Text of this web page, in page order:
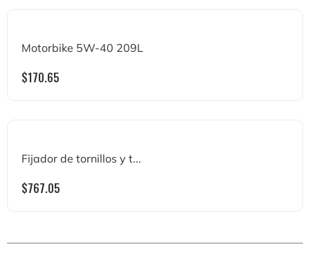
Motorbike 5W-40 209L
$170.65
Fijador de tornillos y t...
$767.05